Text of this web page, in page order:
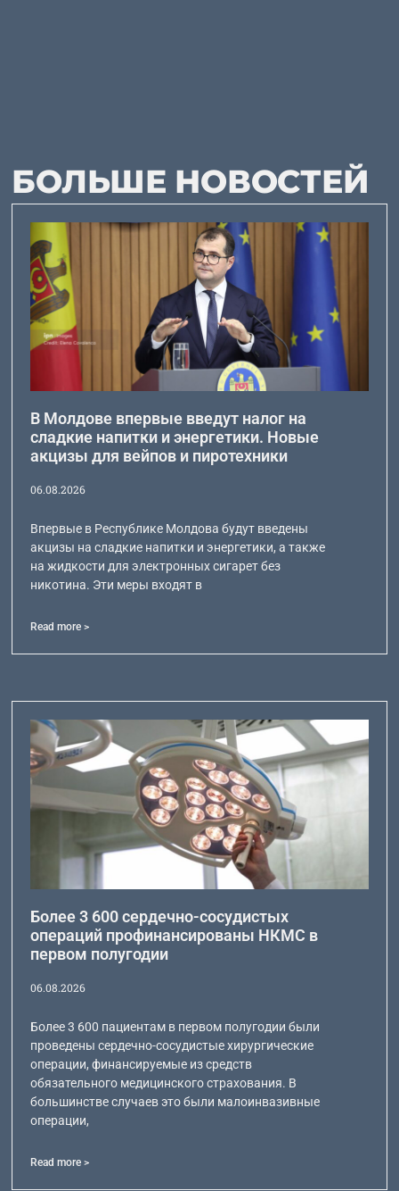
БОЛЬШЕ НОВОСТЕЙ
В Молдове впервые введут налог на
сладкие напитки и энергетики. Новые
акцизы для вейпов и пиротехники
06.08.2026
Впервые в Республике Молдова будут введены
акцизы на сладкие напитки и энергетики, а также
на жидкости для электронных сигарет без
никотина. Эти меры входят в
Read more >
Более 3 600 сердечно-сосудистых
операций профинансированы НКМС в
первом полугодии
06.08.2026
Более 3 600 пациентам в первом полугодии были
проведены сердечно-сосудистые хирургические
операции, финансируемые из средств
обязательного медицинского страхования. В
большинстве случаев это были малоинвазивные
операции,
Read more >